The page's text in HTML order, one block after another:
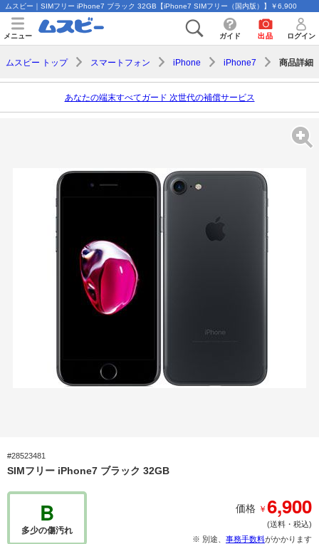
ムスビー｜SIMフリー iPhone7 ブラック 32GB【iPhone7 SIMフリー（国内版）】￥6,900
メニュー ガイド 出品 ログイン
ムスビー トップ スマートフォン iPhone iPhone7 商品詳細
あなたの端末すべてガード 次世代の補償サービス
#28523481
SIMフリー iPhone7 ブラック 32GB
B
多少の傷汚れ
価格 ￥6,900
(送料・税込)
※ 別途、 事務手数料がかかります